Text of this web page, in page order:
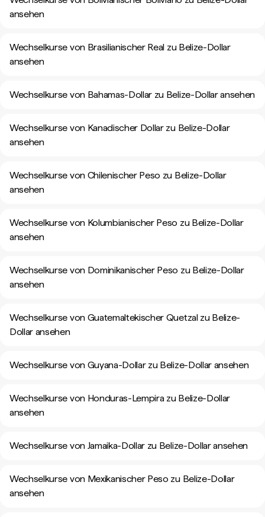
ansehen
Wechselkurse von Brasilianischer Real zu Belize-Dollar
ansehen
Wechselkurse von Bahamas-Dollar zu Belize-Dollar ansehen
Wechselkurse von Kanadischer Dollar zu Belize-Dollar
ansehen
Wechselkurse von Chilenischer Peso zu Belize-Dollar
ansehen
Wechselkurse von Kolumbianischer Peso zu Belize-Dollar
ansehen
Wechselkurse von Dominikanischer Peso zu Belize-Dollar
ansehen
Wechselkurse von Guatemaltekischer Quetzal zu Belize-
Dollar ansehen
Wechselkurse von Guyana-Dollar zu Belize-Dollar ansehen
Wechselkurse von Honduras-Lempira zu Belize-Dollar
ansehen
Wechselkurse von Jamaika-Dollar zu Belize-Dollar ansehen
Wechselkurse von Mexikanischer Peso zu Belize-Dollar
ansehen